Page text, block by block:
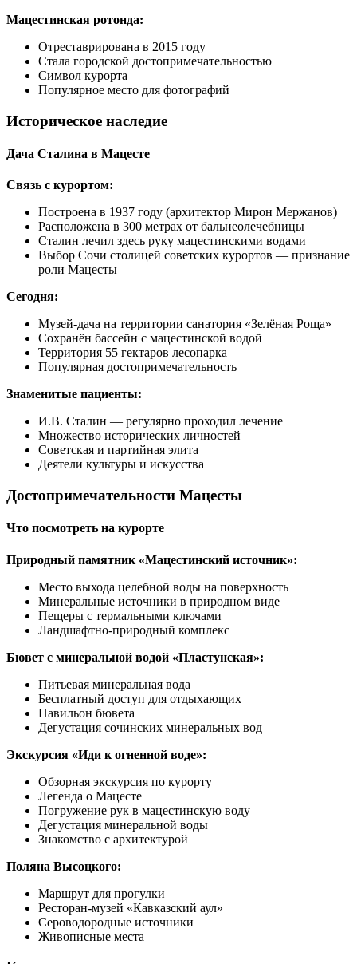
Мацестинская ротонда:
Отреставрирована в 2015 году
Стала городской достопримечательностью
Символ курорта
Популярное место для фотографий
Историческое наследие
Дача Сталина в Мацесте
Связь с курортом:
Построена в 1937 году (архитектор Мирон Мержанов)
Расположена в 300 метрах от бальнеолечебницы
Сталин лечил здесь руку мацестинскими водами
Выбор Сочи столицей советских курортов — признание
роли Мацесты
Сегодня:
Музей-дача на территории санатория «Зелёная Роща»
Сохранён бассейн с мацестинской водой
Территория 55 гектаров лесопарка
Популярная достопримечательность
Знаменитые пациенты:
И.В. Сталин — регулярно проходил лечение
Множество исторических личностей
Советская и партийная элита
Деятели культуры и искусства
Достопримечательности Мацесты
Что посмотреть на курорте
Природный памятник «Мацестинский источник»:
Место выхода целебной воды на поверхность
Минеральные источники в природном виде
Пещеры с термальными ключами
Ландшафтно-природный комплекс
Бювет с минеральной водой «Пластунская»:
Питьевая минеральная вода
Бесплатный доступ для отдыхающих
Павильон бювета
Дегустация сочинских минеральных вод
Экскурсия «Иди к огненной воде»:
Обзорная экскурсия по курорту
Легенда о Мацесте
Погружение рук в мацестинскую воду
Дегустация минеральной воды
Знакомство с архитектурой
Поляна Высоцкого:
Маршрут для прогулки
Ресторан-музей «Кавказский аул»
Сероводородные источники
Живописные места